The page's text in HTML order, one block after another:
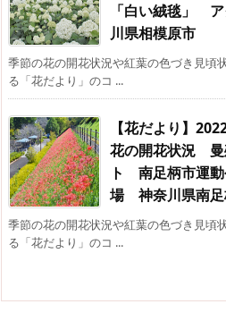
「白い絨毯」
川県相模原市
季節の花の開花状況や紅葉の色づき見頃
る「花だより」のコ ...
【花だより】
花の開花状況 曼
ト 南足柄市運
場 神奈川県南足
季節の花の開花状況や紅葉の色づき見頃
る「花だより」のコ ...